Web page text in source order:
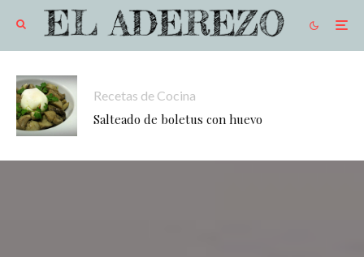
Recetas de Cocina
Salteado de boletus con huevo